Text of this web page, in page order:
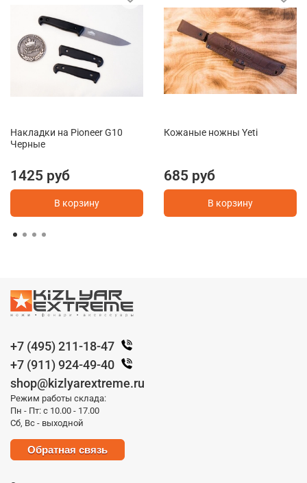
Накладки на Pioneer G10
Черные
1425 руб
В корзину
Кожаные ножны Yeti
685 руб
В корзину
+7 (495) 211-18-47
+7 (911) 924-49-40
shop@kizlyarextreme.ru
Режим работы склада:
Пн - Пт: с 10.00 - 17.00
Сб, Вс - выходной
Обратная связь